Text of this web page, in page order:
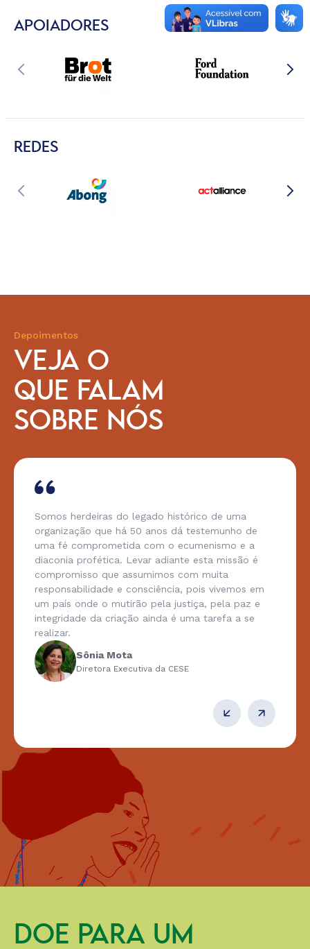
APOIADORES
REDES
Depoimentos
VEJA O
QUE FALAM
SOBRE NÓS
Somos herdeiras do legado histórico de uma
organização que há 50 anos dá testemunho de
uma fé comprometida com o ecumenismo e a
diaconia profética. Levar adiante esta missão é
compromisso que assumimos com muita
responsabilidade e consciência, pois vivemos em
um país onde o mutirão pela justiça, pela paz e
integridade da criação ainda é uma tarefa a se
realizar.
Sônia Mota
Diretora Executiva da CESE
DOE PARA UM